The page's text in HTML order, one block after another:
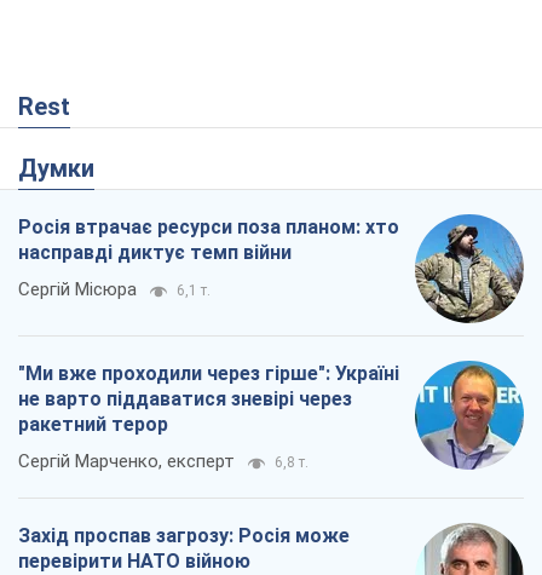
Rest
Думки
Росія втрачає ресурси поза планом: хто
насправді диктує темп війни
Сергій Місюра 6,1 т.
"Ми вже проходили через гірше": Україні
не варто піддаватися зневірі через
ракетний терор
Сергій Марченко, експерт 6,8 т.
Захід проспав загрозу: Росія може
перевірити НАТО війною